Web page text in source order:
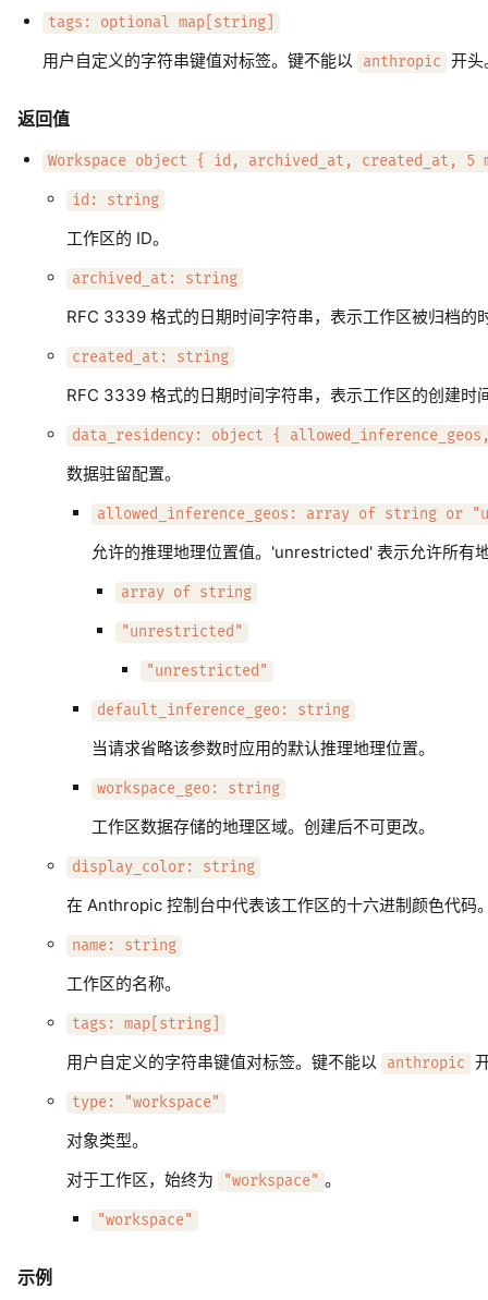
tags: optional map[string]
用户自定义的字符串键值对标签。键不能以 anthropic 开头
返回值
Workspace object { id, archived_at, created_at, 5
id: string
工作区的 ID。
archived_at: string
RFC 3339 格式的日期时间字符串，表示工作区被归档的
created_at: string
RFC 3339 格式的日期时间字符串，表示工作区的创建时
data_residency: object {
数据驻留配置。
allowed_inference_geos: array of string or
允许的推理地理位置值。'unrestricted' 表示允许所有
array of string
"unrestricted"
"unrestricted"
default_inference_geo: string
当请求省略该参数时应用的默认推理地理位置。
workspace_geo: string
工作区数据存储的地理区域。创建后不可更改。
display_color: string
在 Anthropic 控制台中代表该工作区的十六进制颜色代码
name: string
工作区的名称。
tags: map[string]
用户自定义的字符串键值对标签。键不能以 anthropic
type: "workspace"
对象类型。
对于工作区，始终为
"workspace" 。
"workspace"
示例